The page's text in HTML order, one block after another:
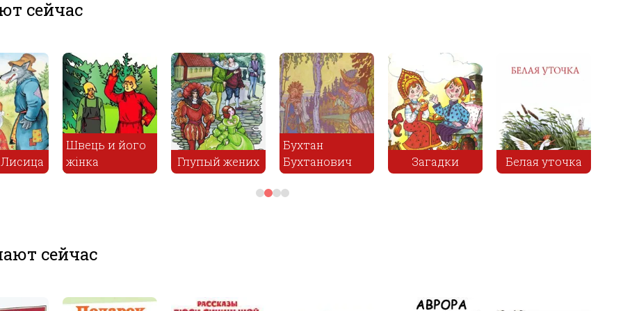
сейчас
Белая уточка
Лиса-
строитель
Купил мужик
гуся к
празднику и
повесил в
сенях
Панська
політика
сейчас